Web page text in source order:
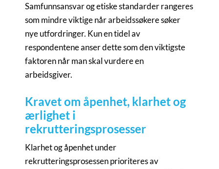
Samfunnsansvar og etiske standarder rangeres
som mindre viktige når arbeidssøkere søker
nye utfordringer. Kun en tidel av
respondentene anser dette som den viktigste
faktoren når man skal vurdere en
arbeidsgiver.
Kravet om åpenhet, klarhet og
ærlighet i
rekrutteringsprosesser
Klarhet og åpenhet under
rekrutteringsprosessen prioriteres av